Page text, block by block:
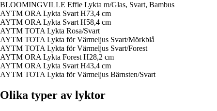
BLOOMINGVILLE Effie Lykta m/Glas, Svart, Bambus
AYTM ORA Lykta Svart H73,4 cm
AYTM ORA Lykta Svart H58,4 cm
AYTM TOTA Lykta Rosa/Svart
AYTM TOTA Lykta för Värmeljus Svart/Mörkblå
AYTM TOTA Lykta för Värmeljus Svart/Forest
AYTM ORA Lykta Forest H28,2 cm
AYTM ORA Lykta Svart H43,4 cm
AYTM TOTA Lykta för Värmeljus Bärnsten/Svart
Olika typer av lyktor